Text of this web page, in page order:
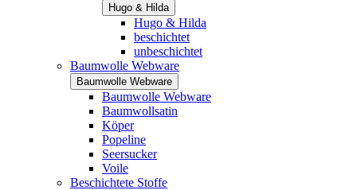
Hugo & Hilda
Hugo & Hilda
beschichtet
unbeschichtet
Baumwolle Webware
Baumwolle Webware
Baumwolle Webware
Baumwollsatin
Köper
Popeline
Seersucker
Voile
Beschichtete Stoffe